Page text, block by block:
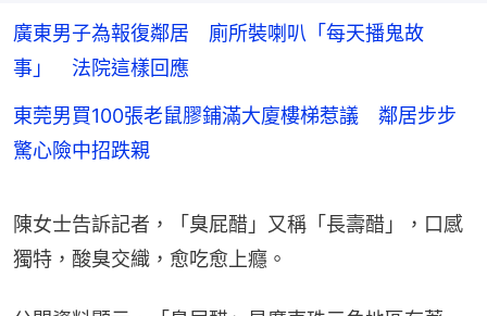
廣東男子為報復鄰居 廁所裝喇叭「每天播鬼故
事」 法院這樣回應
東莞男買100張老鼠膠鋪滿大廈樓梯惹議 鄰居步步
驚心險中招跌親
陳女士告訴記者，「臭屁醋」又稱「長壽醋」，口感
獨特，酸臭交織，愈吃愈上癮。